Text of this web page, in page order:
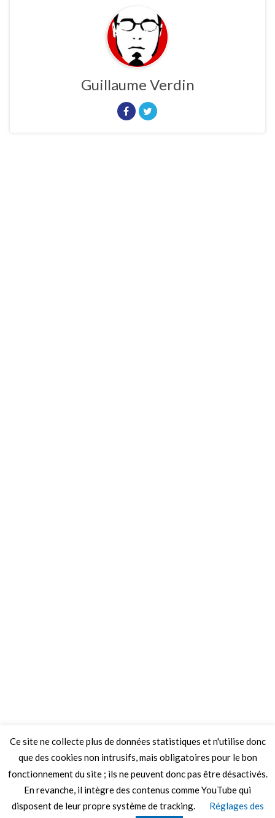
Guillaume Verdin
Ce site ne collecte plus de données statistiques et n'utilise donc
que des cookies non intrusifs, mais obligatoires pour le bon
fonctionnement du site ; ils ne peuvent donc pas être désactivés.
En revanche, il intègre des contenus comme YouTube qui
disposent de leur propre système de tracking.
Réglages des